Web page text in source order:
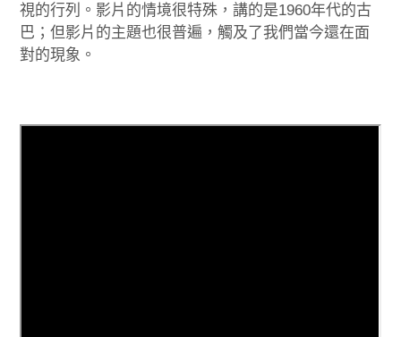
視的行列。影片的情境很特殊，講的是1960年代的古
巴；但影片的主題也很普遍，觸及了我們當今還在面
對的現象。